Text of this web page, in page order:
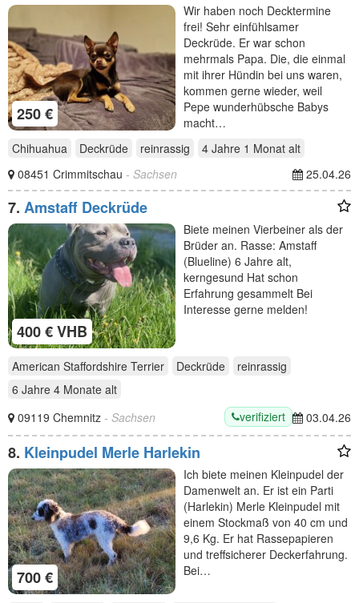
250 €
Wir haben noch Decktermine
frei! Sehr einfühlsamer
Deckrüde. Er war schon
mehrmals Papa. Die, die einmal
mit ihrer Hündin bei uns waren,
kommen gerne wieder, weil
Pepe wunderhübsche Babys
macht…
Chihuahua
Deckrüde reinrassig 4 Jahre 1 Monat alt
08451 Crimmitschau - Sachsen 25.04.26
7. Amstaff Deckrüde
400 € VHB
Biete meinen Vierbeiner als der
Brüder an. Rasse: Amstaff
(Blueline) 6 Jahre alt,
kerngesund Hat schon
Erfahrung gesammelt Bei
Interesse gerne melden!
American Staffordshire Terrier Deckrüde
reinrassig
6 Jahre 4 Monate alt
09119 Chemnitz - Sachsen verifiziert 03.04.26
8. Kleinpudel Merle Harlekin
700 €
Ich biete meinen Kleinpudel der
Damenwelt an. Er ist ein Parti
(Harlekin) Merle Kleinpudel mit
einem Stockmaß von 40 cm und
9,6 Kg. Er hat Rassepapieren
und treffsicherer Deckerfahrung.
Bei…